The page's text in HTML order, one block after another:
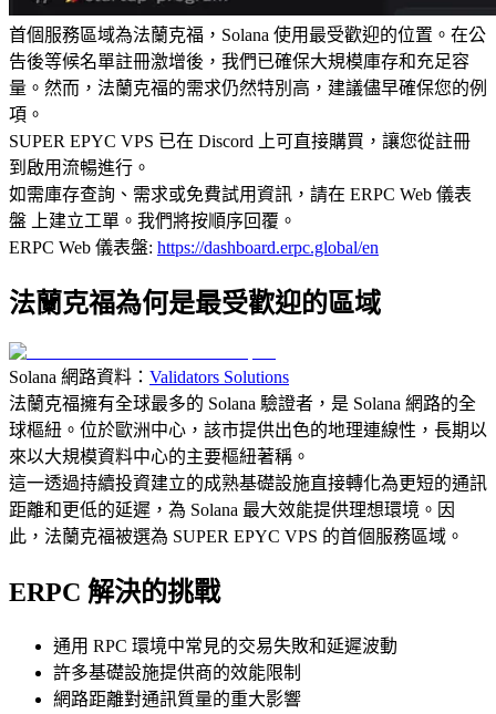
首個服務區域為法蘭克福，Solana 使用最受歡迎的位置。在公
告後等候名單註冊激增後，我們已確保大規模庫存和充足容
量。然而，法蘭克福的需求仍然特別高，建議儘早確保您的例
項。
SUPER EPYC VPS 已在 Discord 上可直接購買，讓您從註冊
到啟用流暢進行。
如需庫存查詢、需求或免費試用資訊，請在 ERPC Web 儀表
盤 上建立工單。我們將按順序回覆。
ERPC Web 儀表盤: https://dashboard.erpc.global/en
法蘭克福為何是最受歡迎的區域
Solana 網路資料： Validators Solutions
法蘭克福擁有全球最多的 Solana 驗證者，是 Solana 網路的全
球樞紐。位於歐洲中心，該市提供出色的地理連線性，長期以
來以大規模資料中心的主要樞紐著稱。
這一透過持續投資建立的成熟基礎設施直接轉化為更短的通訊
距離和更低的延遲，為 Solana 最大效能提供理想環境。因
此，法蘭克福被選為 SUPER EPYC VPS 的首個服務區域。
ERPC 解決的挑戰
通用 RPC 環境中常見的交易失敗和延遲波動
許多基礎設施提供商的效能限制
網路距離對通訊質量的重大影響